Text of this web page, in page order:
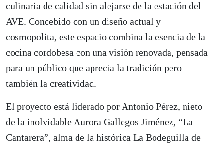
culinaria de calidad sin alejarse de la estación del
AVE. Concebido con un diseño actual y
cosmopolita, este espacio combina la esencia de la
cocina cordobesa con una visión renovada, pensada
para un público que aprecia la tradición pero
también la creatividad.
El proyecto está liderado por Antonio Pérez, nieto
de la inolvidable Aurora Gallegos Jiménez, “La
Cantarera”, alma de la histórica La Bodeguilla de